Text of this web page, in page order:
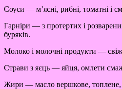
Соуси — м’ясні, рибні, томатні і
Гарніри — з протертих і
буряків.
Молоко і молочні продукти —
Страви з яєць — яйця, омлети
Жири — масло вершкове, топлене,